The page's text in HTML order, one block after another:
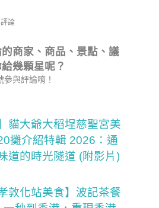
論
商家、商品、景點、議
幾顆星呢？
與評論唷！
貓大爺大稻埕慈聖宮美
攤介紹特輯 2026：通
道的時光隧道 (附影片)
敦化站美食】波記茶餐